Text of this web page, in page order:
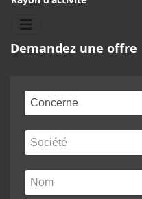
Demandez une offre